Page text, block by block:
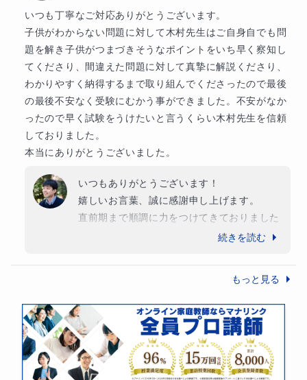
最後に
受験理科は、正しい順序で学べば、少しずつ手応えが出や
すい科目です。
一方で、苦手意識を持ったまま進めてしまうと、学年が上
がるほど立て直しが難しくなることもあります。
この講座では、
学習管理のサポート
ご家庭と連携できる三者面談
を通して、お子さまが安心して受験理科に向き合える状態
理科を「苦手科目」から「取り組める科目」へ変えていき
たい方は、ぜひ一度ご相談ください。
真剣に取り組んでくださいました。
ご希望された結果に届かなかったことについ
て、「家庭の責任」「実力不足」とご自身た
ちを責められていらっしゃいますが、どうか
ご自身を責めないでください。極度の緊張や
プレッシャーの中で本番の席に座り、最後ま
で戦い抜いたご経験は、間違いなく娘様の今
後の人生において大きな糧になると確信して
また、不測の事態に備えた併願校のお声掛け
についても、そのように温かく受け取ってい
ただけて大変救われる思いです。
この度は、私を信頼して娘様のご指導をお任
せいただき、本当にありがとうございまし
た。娘様が春からの新しい環境で、大きく羽
ばたかれることを心より応援しております。
いつも丁寧なご対応ありがとうございます。
子供がわからない問題に対して木村先生はご自身自でも問
題を解き子供がつまづきそうなポイントをいち早く察知し
てくださり、間違えた問題に対して真摯に解説くださり、
わかりやすく納得するまで取り組んでくださったので最後
の最後不安なく受験にむかう事ができました。不安がなか
ったので早く試験をうけたいと言うくらい木村先生を信頼
しておりました。
本当にありがとうございました。
いつもありがとうございます！
嬉しいお言葉、誠に感謝申し上げます。
直前期まで順調に力をつけてきておりました
ので、私も全く心配しておりませんでした。
っておられ、とても素晴らしいと思っており
目標は、高1までに数学2Bを終わらせ、スム
ーズに数3Cに入れるように私も尽力してま
いりますね。
引き続きよろしくお願いいたします！
続きを読む
もっと見る